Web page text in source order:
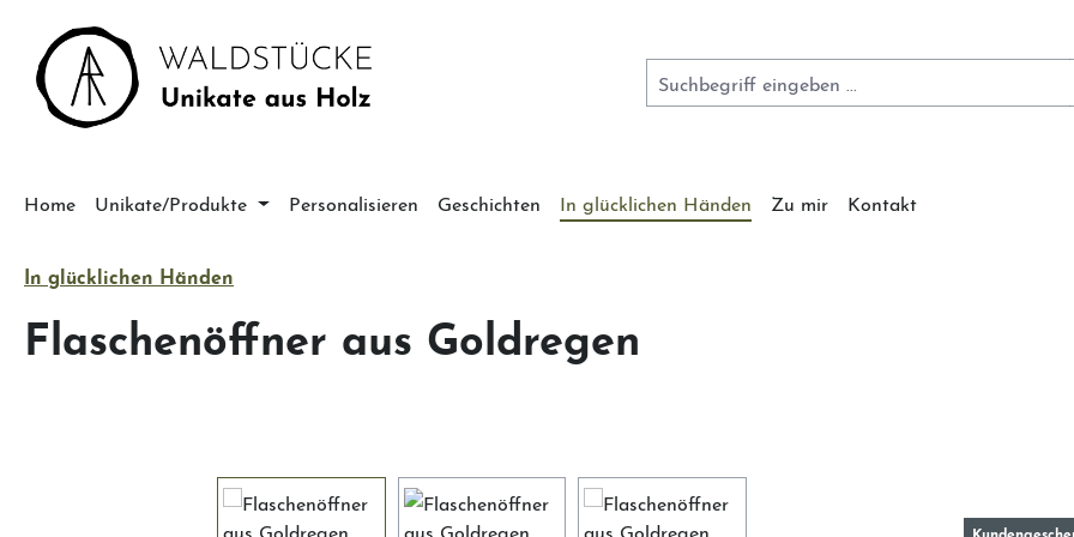
Hauptinhalt springen
Zur Suche springen
Zur Hauptnavigation springen
Home Unikate/Produkte Personalisieren Geschichten In glücklichen Händen Zu mir Kontakt
In glücklichen Händen
Flaschenöffner aus Goldregen